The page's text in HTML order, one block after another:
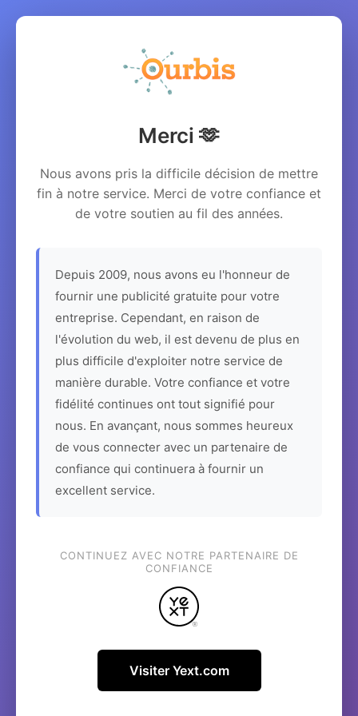
Merci 🫶
Nous avons pris la difficile décision de mettre
fin à notre service. Merci de votre confiance et
de votre soutien au fil des années.
Depuis 2009, nous avons eu l'honneur de
fournir une publicité gratuite pour votre
entreprise. Cependant, en raison de
l'évolution du web, il est devenu de plus en
plus difficile d'exploiter notre service de
manière durable. Votre confiance et votre
fidélité continues ont tout signifié pour
nous. En avançant, nous sommes heureux
de vous connecter avec un partenaire de
confiance qui continuera à fournir un
excellent service.
CONTINUEZ AVEC NOTRE PARTENAIRE DE
CONFIANCE
Visiter Yext.com